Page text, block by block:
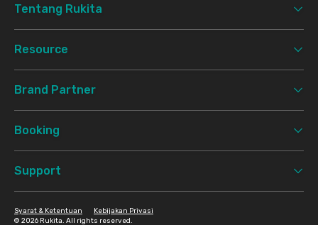
Tentang Rukita
Resource
Brand Partner
Booking
Support
© 2026 Rukita. All rights reserved.
Syarat & Ketentuan Kebijakan Privasi